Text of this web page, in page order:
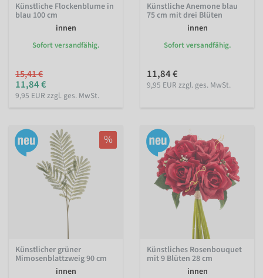
Künstliche Flockenblume in
blau 100 cm
innen
Sofort versandfähig.
15,41 €
11,84 €
9,95 EUR zzgl. ges. MwSt.
Künstliche Anemone blau
75 cm mit drei Blüten
innen
Sofort versandfähig.
11,84 €
9,95 EUR zzgl. ges. MwSt.
%
Künstlicher grüner
Mimosenblattzweig 90 cm
innen
Künstliches Rosenbouquet
mit 9 Blüten 28 cm
innen